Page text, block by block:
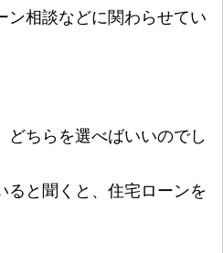
ン相談などに関わらせてい
どちらを選べばいいのでし
ると聞くと、住宅ローンを